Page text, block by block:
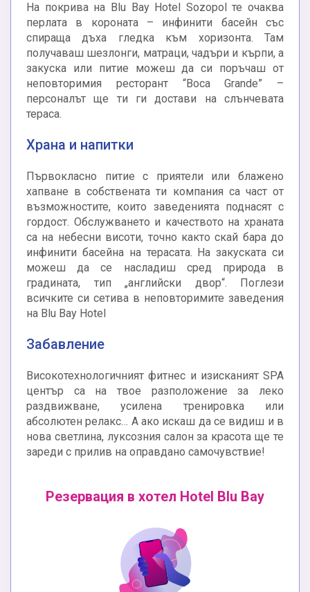
На покрива на Blu Bay Hotel Sozopol те очаква
перлата в короната – инфинити басейн със
спираща дъха гледка към хоризонта. Там
получаваш шезлонги, матраци, чадъри и кърпи, а
закуска или питие можеш да си поръчаш от
неповторимия ресторант “Boca Grande” –
персоналът ще ти ги достави на слънчевата
тераса.
Храна и напитки
Първокласно питие с приятели или блажено
хапване в собствената ти компания са част от
възможностите, които заведенията поднасят с
гордост. Обслужването и качеството на храната
са на небесни висоти, точно както скай бара до
инфинити басейна на терасата. На закуската си
можеш да се насладиш сред природа в
градината, тип „английски двор“. Поглези
всичките си сетива в неповторимите заведения
на Blu Bay Hotel
Забавление
Високотехнологичният фитнес и изисканият SPA
център са на твое разположение за леко
раздвижване, усилена тренировка или
абсолютен релакс… А ако искаш да се видиш и в
нова светлина, луксозния салон за красота ще те
зареди с прилив на оправдано самочувствие!
Резервация в хотел Hotel Blu Bay